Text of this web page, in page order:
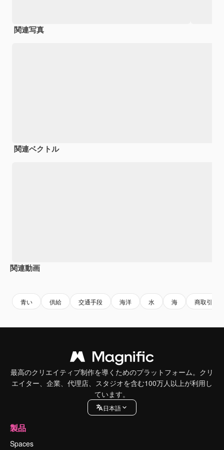
関連写真
関連ベクトル
関連動画
青い 供給 交通手段 海洋 水 海 商取引
最高のクリエイティブ制作を導くためのプラットフォーム。クリ
エイター、企業、代理店、スタジオを含む100万人以上が利用し
ています。
日本語
製品
Spaces